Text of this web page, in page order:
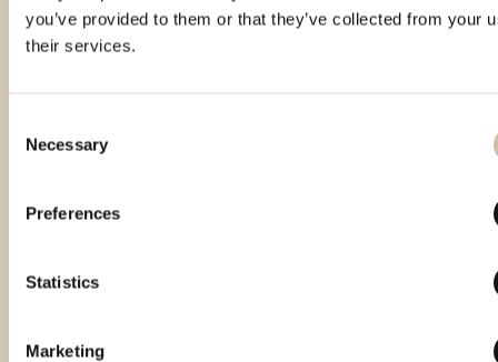
you’ve provided to them or that they’ve collected from your
their services.
Selection
Necessary
Preferences
Statistics
Marketing
Vinistra 2021 – Gold